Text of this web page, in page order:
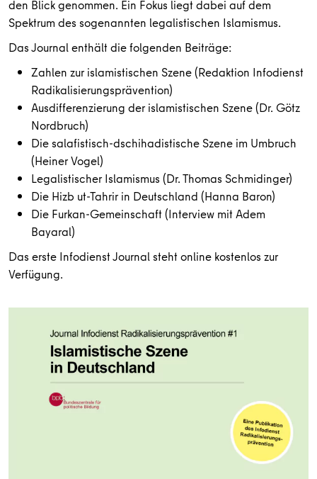
den Blick genommen. Ein Fokus liegt dabei auf dem
Spektrum des sogenannten legalistischen Islamismus.
Das Journal enthält die folgenden Beiträge:
Zahlen zur islamistischen Szene (Redaktion Infodienst
Radikalisierungsprävention)
Ausdifferenzierung der islamistischen Szene (Dr. Götz
Nordbruch)
Die salafistisch-dschihadistische Szene im Umbruch
(Heiner Vogel)
Legalistischer Islamismus (Dr. Thomas Schmidinger)
Die Hizb ut-Tahrir in Deutschland (Hanna Baron)
Die Furkan-Gemeinschaft (Interview mit Adem
Bayaral)
Das erste Infodienst Journal steht online kostenlos zur
Verfügung.